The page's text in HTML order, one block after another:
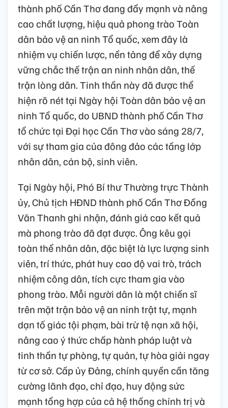
thành phố Cần Thơ đang đẩy mạnh và nâng
cao chất lượng, hiệu quả phong trào Toàn
dân bảo vệ an ninh Tổ quốc, xem đây là
nhiệm vụ chiến lược, nền tảng để xây dựng
vững chắc thế trận an ninh nhân dân, thế
trận lòng dân. Tinh thần này đã được thể
hiện rõ nét tại Ngày hội Toàn dân bảo vệ an
ninh Tổ quốc, do UBND thành phố Cần Thơ
tổ chức tại Đại học Cần Thơ vào sáng 28/7,
với sự tham gia của đông đảo các tầng lớp
nhân dân, cán bộ, sinh viên.
Tại Ngày hội, Phó Bí thư Thường trực Thành
ủy, Chủ tịch HĐND thành phố Cần Thơ Đồng
Văn Thanh ghi nhận, đánh giá cao kết quả
mà phong trào đã đạt được. Ông kêu gọi
toàn thể nhân dân, đặc biệt là lực lượng sinh
viên, trí thức, phát huy cao độ vai trò, trách
nhiệm công dân, tích cực tham gia vào
phong trào. Mỗi người dân là một chiến sĩ
trên mặt trận bảo vệ an ninh trật tự, mạnh
dạn tố giác tội phạm, bài trừ tệ nạn xã hội,
nâng cao ý thức chấp hành pháp luật và
tinh thần tự phòng, tự quản, tự hòa giải ngay
từ cơ sở. Cấp ủy Đảng, chính quyền cần tăng
cường lãnh đạo, chỉ đạo, huy động sức
mạnh tổng hợp của cả hệ thống chính trị và